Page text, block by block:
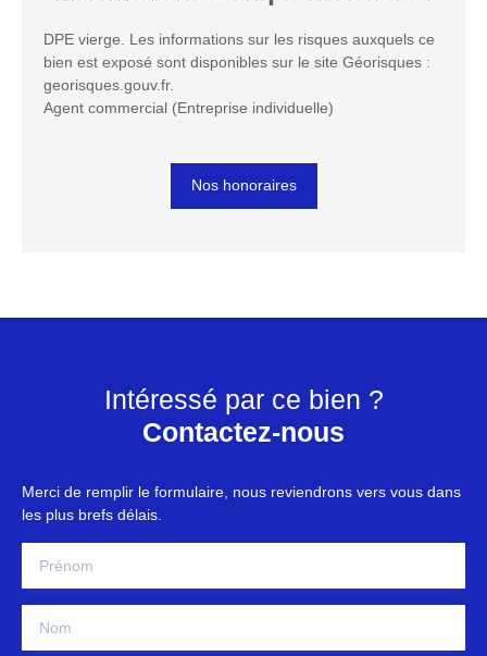
DPE vierge. Les informations sur les risques auxquels ce
bien est exposé sont disponibles sur le site Géorisques :
georisques.gouv.fr.
Agent commercial (Entreprise individuelle)
Nos honoraires
Intéressé par ce bien ?
Contactez-nous
Merci de remplir le formulaire, nous reviendrons vers vous dans
les plus brefs délais.
Prénom
Nom